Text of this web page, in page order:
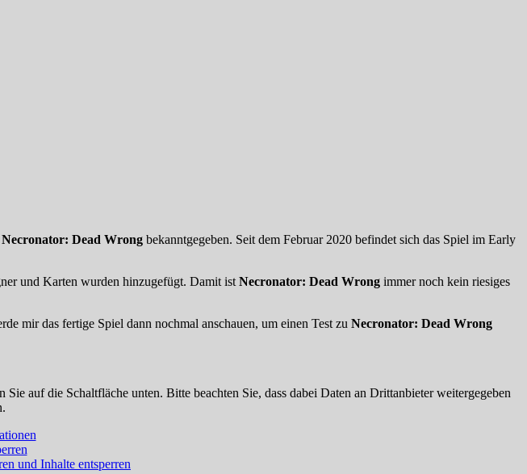
Necronator: Dead Wrong bekanntgegeben. Seit dem Februar 2020 befindet sich das Spiel im Early
und Karten wurden hinzugefügt. Damit ist Necronator: Dead Wrong immer noch kein riesiges
mir das fertige Spiel dann nochmal anschauen, um einen Test zu Necronator: Dead Wrong
auf die Schaltfläche unten. Bitte beachten Sie, dass dabei Daten an Drittanbieter weitergegeben
und Inhalte entsperren